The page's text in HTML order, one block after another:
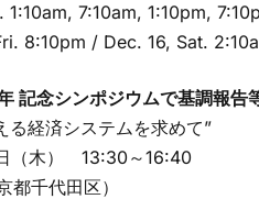
7:10am, 1:10pm,
8:10pm / Dec. 16, Sat.
記念シンポジウムで基調報告
経済システムを求めて”
（木） 13:30～16:40
千代田区）